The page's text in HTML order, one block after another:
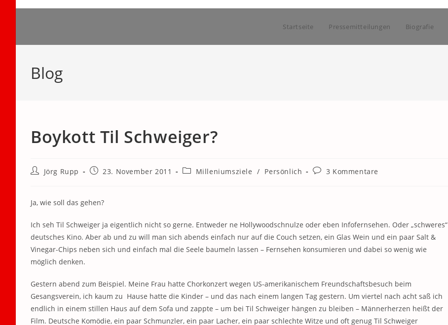
Startseite Pressemitteilungen Biografie
Blog
Boykott Til Schweiger?
Beitrags-
Jörg Rupp
Beitrag23. November 2011
Beitrags-
Milleniumsziele / Persönlich
Beitrags-
3 Kommentare
Ja, wie soll das gehen?
Ich seh Til Schweiger ja eigentlich nicht so gerne. Entweder ne Hollywoodschnulze oder eben Infofernsehen. Oder „schweres“
deutsches Kino. Aber ab und zu will man sich abends einfach nur auf die Couch setzen, ein Glas Wein und ein paar Salt &
Vinegar-Chips neben sich und einfach mal die Seele baumeln lassen – Fernsehen konsumieren und dabei so wenig wie
möglich denken.
Gestern abend zum Beispiel. Meine Frau hatte Chorkonzert wegen US-amerikanischem Freundschaftsbesuch beim
Gesangsverein, ich kaum zu Hause hatte die Kinder – und das nach einem langen Tag gestern. Um viertel nach acht saß ich
endlich in einem stillen Haus auf dem Sofa und zappte – um bei Til Schweiger hängen zu bleiben – Männerherzen heißt der
Film. Deutsche Komödie, ein paar Schmunzler, ein paar Lacher, ein paar schlechte Witze und oft genug Til Schweiger